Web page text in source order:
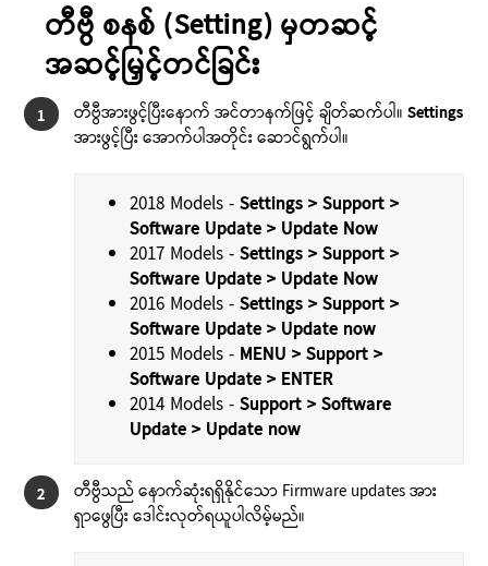
တီဗွီ စနစ် (Setting) မှတဆင့်
အဆင့်မြှင့်တင်ခြင်း
1 တီဗွီအားဖွင့်ပြီးနောက် အင်တာနက်ဖြင့် ချိတ်ဆက်ပါ။Settings
အားဖွင့်ပြီး အောက်ပါအတိုင်း ဆောင်ရွက်ပါ။
2018 Models -Settings > Support >
Software Update > Update Now
2017 Models -Settings > Support >
Software Update > Update Now
2016 Models -Settings > Support >
Software Update > Update now
2015 Models - MENU > Support >
Software Update > ENTER
2014 Models -Support > Software
Update > Update now
2
တီဗွီသည် နောက်ဆုံးရရှိနိုင်သော Firmware updates အား
ရှာဖွေပြီး ဒေါင်းလုတ်ရယူပါလိမ့်မည်။